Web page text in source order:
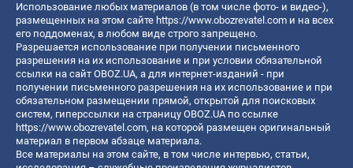
Использование любых материалов (в том числе фото- и видео-),
размещенных на этом сайте https://www.obozrevatel.com и на всех
его поддоменах, в любом виде строго запрещено.
Разрешается использование при получении письменного
разрешения на их использование и при условии обязательной
ссылки на сайт OBOZ.UA, а для интернет-изданий - при
получении письменного разрешения на их использование и при
обязательном размещении прямой, открытой для поисковых
систем, гиперссылки на страницу OBOZ.UA по ссылке
https://www.obozrevatel.com, на которой размещен оригинальный
материал в первом абзаце материала.
Все материалы на этом сайте, в том числе интервью, статьи,